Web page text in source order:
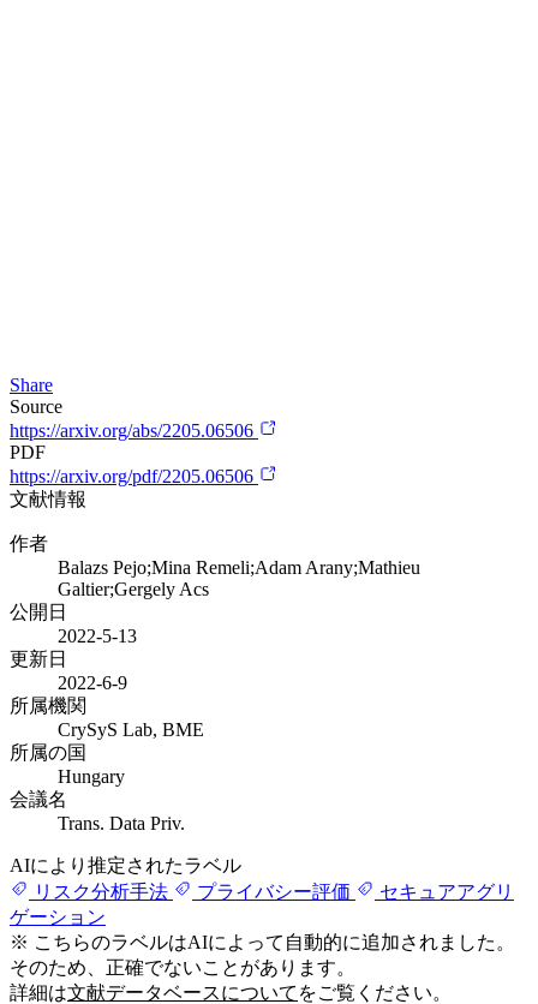
Share
Source
https://arxiv.org/abs/2205.06506
PDF
https://arxiv.org/pdf/2205.06506
文献情報
作者
Balazs Pejo;Mina Remeli;Adam Arany;Mathieu
Galtier;Gergely Acs
公開日
2022-5-13
更新日
2022-6-9
所属機関
CrySyS Lab, BME
所属の国
Hungary
会議名
Trans. Data Priv.
AIにより推定されたラベル
リスク分析手法
プライバシー評価
セキュアアグリ
ゲーション
※ こちらのラベルはAIによって自動的に追加されました。
そのため、正確でないことがあります。
詳細は文献データベースについて をご覧ください。